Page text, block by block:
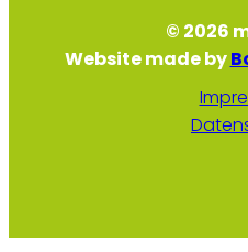
© 2026
Website made by